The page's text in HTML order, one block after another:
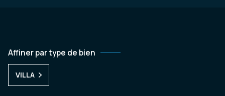
Affiner par type de bien
VILLA